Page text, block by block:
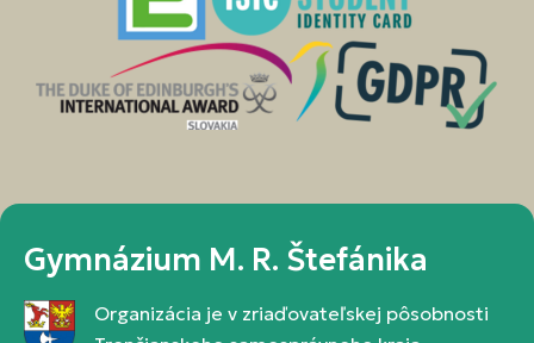
Gymnázium M. R. Štefánika
Organizácia je v zriaďovateľskej pôsobnosti